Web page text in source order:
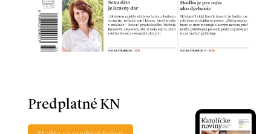
Predplatné KN